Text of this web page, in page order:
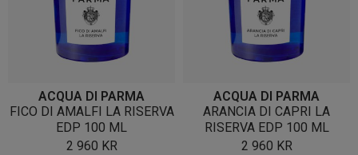
ACQUA DI PARMA
FICO DI AMALFI LA RISERVA
EDP 100 ML
2 960 KR
ACQUA DI PARMA
ARANCIA DI CAPRI LA
RISERVA EDP 100 ML
2 960 KR